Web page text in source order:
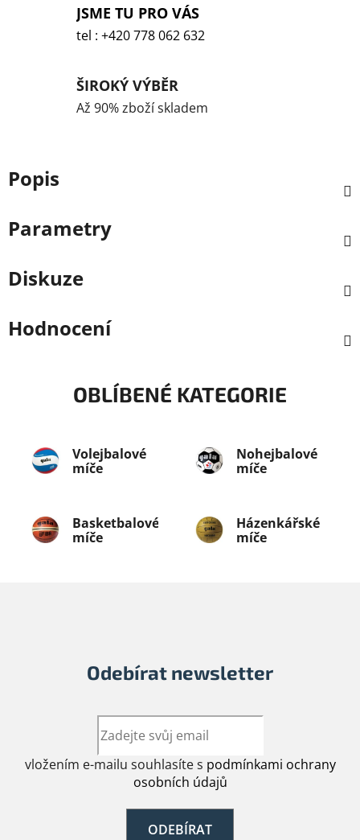
JSME TU PRO VÁS
tel : +420 778 062 632
ŠIROKÝ VÝBĚR
Až 90% zboží skladem
Popis
Parametry
Diskuze
Hodnocení
OBLÍBENÉ KATEGORIE
Volejbalové
míče
Nohejbalové
míče
Basketbalové
míče
Házenkářské
míče
Odebírat newsletter
vložením e-mailu souhlasíte s podmínkami ochrany
osobních údajů
ODEBÍRAT